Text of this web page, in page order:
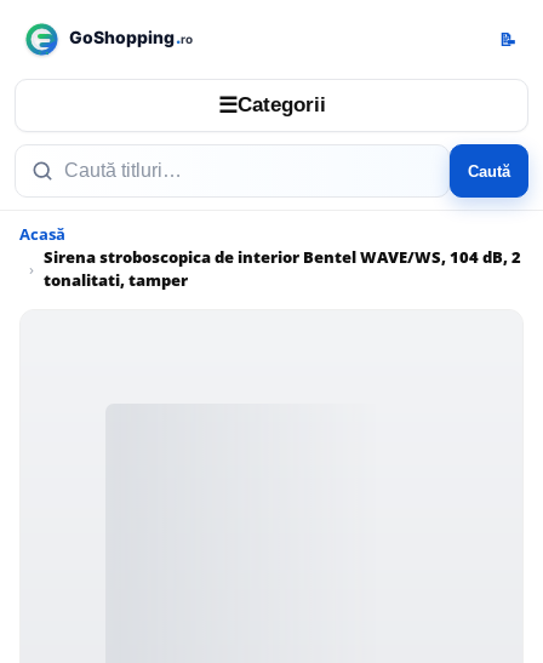
☰Categorii
Caută
📝
Acasă
Sirena stroboscopica de interior Bentel WAVE/WS, 104 dB, 2
tonalitati, tamper